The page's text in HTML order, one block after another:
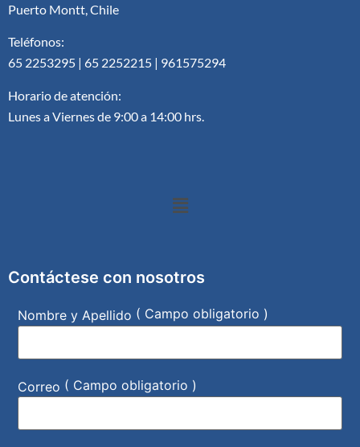
Puerto Montt, Chile
Teléfonos:
65 2253295 | 65 2252215 | 961575294
Horario de atención:
Lunes a Viernes de 9:00 a 14:00 hrs.
Contáctese con nosotros
Nombre y Apellido ( Campo obligatorio )
Correo ( Campo obligatorio )